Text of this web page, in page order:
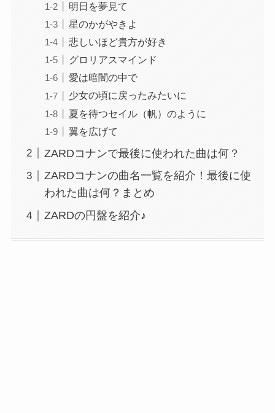
明日を夢見て
星のかがやきよ
悲しいほど貴方が好き
グロリアスマインド
愛は暗闇の中で
少女の頃に戻ったみたいに
夏を待つセイル（帆）のように
翼を広げて
ZARDコナンで最後に使われた曲は何？
ZARDコナンの曲名一覧を紹介！最後に使
われた曲は何？まとめ
ZARDの円盤を紹介♪